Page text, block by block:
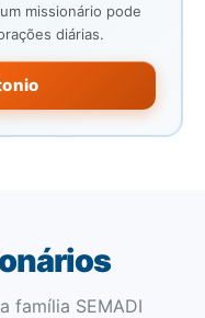
missionário pode
diárias.
família SEMADI